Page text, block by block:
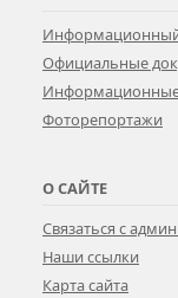
Официальные
Информационные
Фоторепортажи
О САЙТЕ
Связаться с
Наши ссылки
Карта сайта